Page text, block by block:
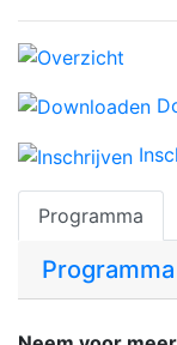
Programma
Programma